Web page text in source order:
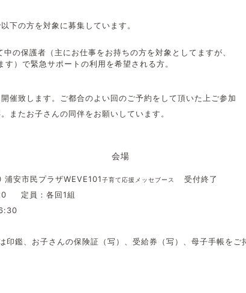
下の方を対象に募集しています。
保護者（主にお仕事をお持ちの方を対象としてますが、
で緊急サポートの利用を希望される方。
催致します。ご都合のよい回のご予約をして頂いた上ご参加
の同伴をお願いしています。
会場
浦安市民プラザWEVE101子育て応援メッセブース 受付終了
：各回1組
印鑑、お子さんの保険証（写）、受給券（写）、母子手帳をご